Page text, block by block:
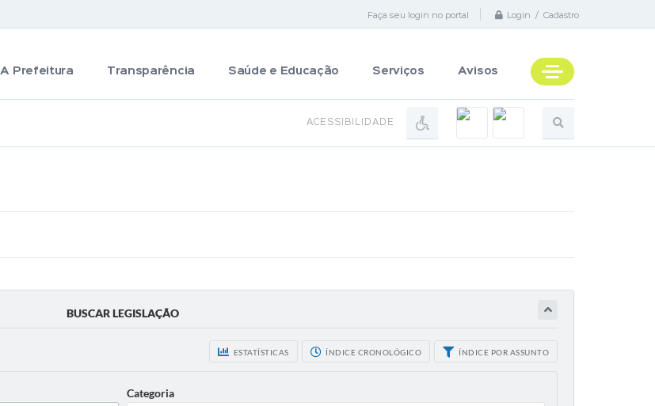
Faça seu login no portal Login / Cadastro
A Prefeitura Transparência Saúde e Educação Serviços Avisos
ACESSIBILIDADE
BUSCAR LEGISLAÇÃO
ESTATÍSTICAS ÍNDICE CRONOLÓGICO ÍNDICE POR ASSUNTO
Categoria